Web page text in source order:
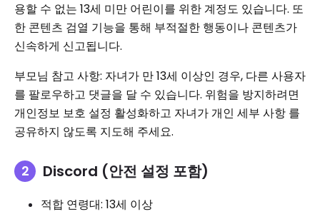
용할 수 없는 13세 미만 어린이를 위한 계정도 있습니다. 또
한 콘텐츠 검열 기능을 통해 부적절한 행동이나 콘텐츠가
신속하게 신고됩니다.
부모님 참고 사항: 자녀가 만 13세 이상인 경우, 다른 사용자
를 팔로우하고 댓글을 달 수 있습니다. 위험을 방지하려면
개인정보 보호 설정 활성화하고 자녀가 개인 세부 사항 를
공유하지 않도록 지도해 주세요.
Discord (안전 설정 포함)
적합 연령대: 13세 이상